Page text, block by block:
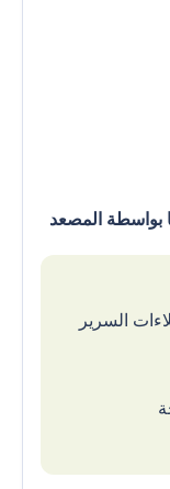
السرير